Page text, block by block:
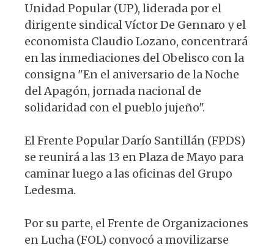
Unidad Popular (UP), liderada por el
dirigente sindical Víctor De Gennaro y el
economista Claudio Lozano, concentrará
en las inmediaciones del Obelisco con la
consigna "En el aniversario de la Noche
del Apagón, jornada nacional de
solidaridad con el pueblo jujeño".
El Frente Popular Darío Santillán (FPDS)
se reunirá a las 13 en Plaza de Mayo para
caminar luego a las oficinas del Grupo
Ledesma.
Por su parte, el Frente de Organizaciones
en Lucha (FOL) convocó a movilizarse